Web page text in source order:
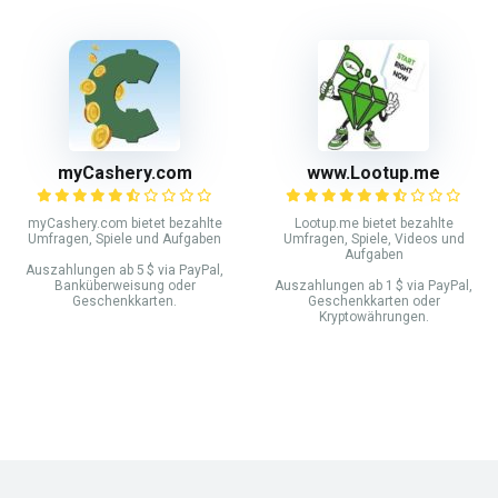
myCashery.com
myCashery.com bietet bezahlte
Umfragen, Spiele und Aufgaben
Auszahlungen ab 5 $ via PayPal,
Banküberweisung oder
Geschenkkarten.
www.Lootup.me
Lootup.me bietet bezahlte
Umfragen, Spiele, Videos und
Aufgaben
Auszahlungen ab 1 $ via PayPal,
Geschenkkarten oder
Kryptowährungen.